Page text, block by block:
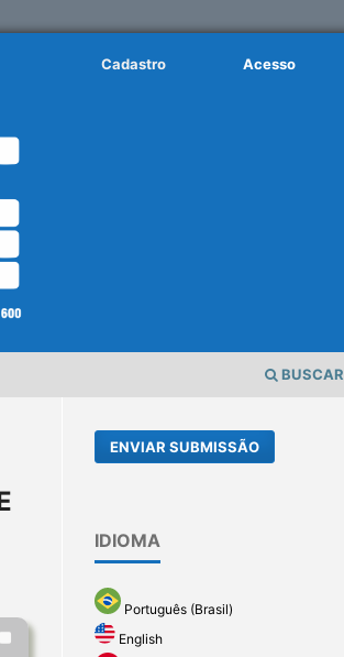
BUSCAR
Cadastro Acesso
ENVIAR SUBMISSÃO
IDIOMA
Português (Brasil)
English